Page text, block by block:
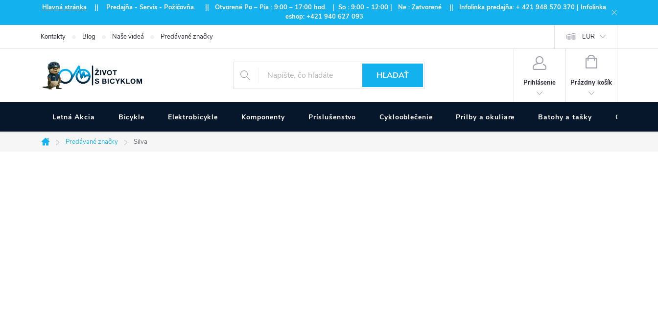
Hlavná stránka || Predajňa - Servis - Požičovňa. || Otvorené Po – Pia : 9:00 – 17:00 hod. | So : 9:00 - 12:00 | Ne : Zatvorené || Infolinka predajňa: + 421 948 570 370 | Infolinka
eshop: +421 940 627 093
Kontakty Blog Naše videá Predávané značky EUR
HĽADAŤ
Prihlásenie
NÁKUPNÝ
Prázdny košík
Letná Akcia Bicykle Elektrobicykle Komponenty Príslušenstvo Cyklooblečenie Prilby a okuliare Batohy a tašky Outdoor
Domov
Predávané značky Silva